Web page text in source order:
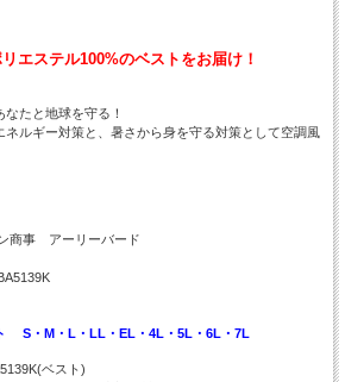
エステル100%のベストをお届け！
たと地球を守る！
ネルギー対策と、暑さから身を守る対策として空調風
商事 アーリーバード
S・M・L・LL・EL・4L・5L・6L・7L
ベスト)